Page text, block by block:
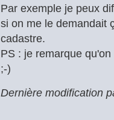
Par exemple je peux
si on me le demandait
cadastre.
PS : je remarque
;-)
Dernière modification